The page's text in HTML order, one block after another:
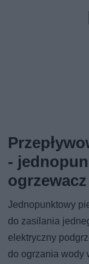
-
Jednopunktowy
do zasilania
elektryczny
do ogrzania wody